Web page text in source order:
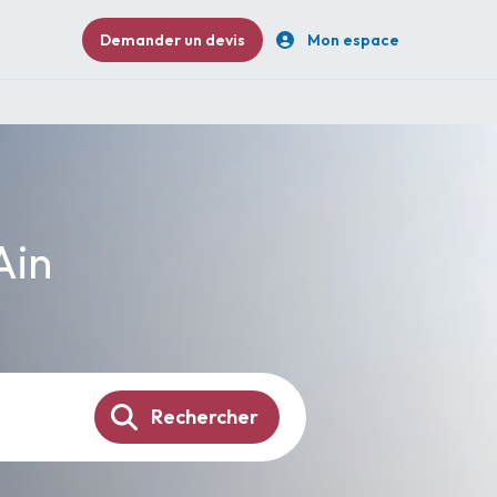
Demander un devis Mon espace
Rechercher